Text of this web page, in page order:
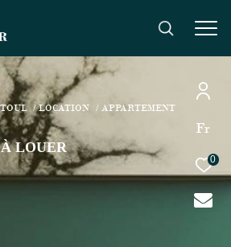
Fr
0
LOCATION APPARTEMENT
LOUER